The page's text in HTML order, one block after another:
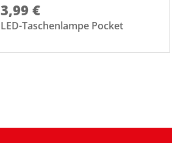
3,99 €
LED-Taschenlampe Pocket